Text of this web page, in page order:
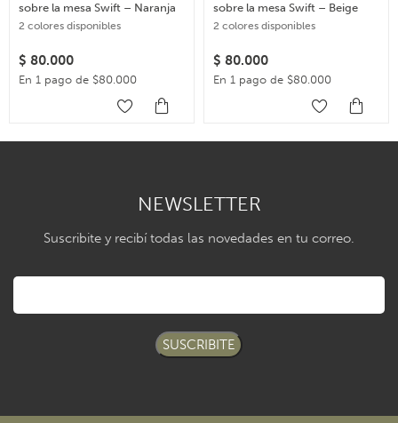
sobre la mesa Swift – Naranja
2 colores disponibles
$ 80.000
En 1 pago de $80.000
sobre la mesa Swift – Beige
2 colores disponibles
$ 80.000
En 1 pago de $80.000
NEWSLETTER
Suscribite y recibí todas las novedades en tu correo.
SUSCRIBITE